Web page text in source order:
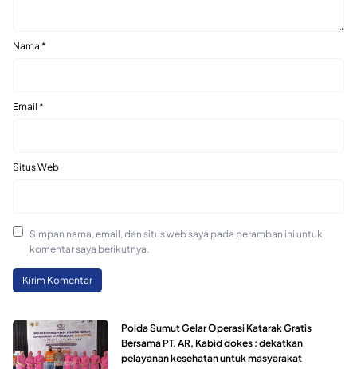
Nama *
Email *
Situs Web
Simpan nama, email, dan situs web saya pada peramban ini untuk
komentar saya berikutnya.
Polda Sumut Gelar Operasi Katarak Gratis
Bersama PT. AR, Kabid dokes : dekatkan
pelayanan kesehatan untuk masyarakat